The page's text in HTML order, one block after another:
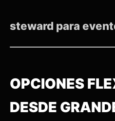
steward para
OPCIONES
DESDE